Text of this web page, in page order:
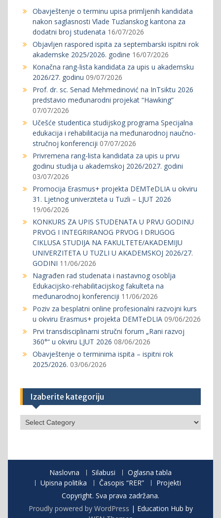
Obavještenje o terminu upisa primljenih kandidata
nakon saglasnosti Vlade Tuzlanskog kantona za
dodatni broj studenata 16/07/2026
Objavljen raspored ispita za septembarski ispitni rok
akademske 2025/2026. godine 16/07/2026
Konačna rang-lista kandidata za upis u akademsku
2026/27. godinu 09/07/2026
Prof. dr. sc. Senad Mehmedinović na InTsiktu 2026
predstavio međunarodni projekat “Hawking”
07/07/2026
Učešće studentica studijskog programa Specijalna
edukacija i rehabilitacija na međunarodnoj naučno-
stručnoj konferenciji 07/07/2026
Privremena rang-lista kandidata za upis u prvu
godinu studija u akademskoj 2026/2027. godini
03/07/2026
Promocija Erasmus+ projekta DEMTeDLIA u okviru
31. Ljetnog univerziteta u Tuzli – LJUT 2026
19/06/2026
KONKURS ZA UPIS STUDENATA U PRVU GODINU
PRVOG I INTEGRIRANOG PRVOG I DRUGOG
CIKLUSA STUDIJA NA FAKULTETE/AKADEMIJU
UNIVERZITETA U TUZLI U AKADEMSKOJ 2026/27.
GODINI 11/06/2026
Nagrađen rad studenata i nastavnog osoblja
Edukacijsko-rehabilitacijskog fakulteta na
međunarodnoj konferenciji 11/06/2026
Poziv za besplatni online profesionalni razvojni kurs
u okviru Erasmus+ projekta DEMTeDLIA 09/06/2026
Prvi transdisciplinarni stručni forum „Rani razvoj
360°“ u okviru LJUT 2026 08/06/2026
Obavještenje o terminima ispita – ispitni rok
2025/2026. 03/06/2026
Izaberite kategoriju
Izaberite
kategoriju
Naslovna Silabusi
Oglasna tabla
Upisna politika
Časopis “RER”
Projekti
Copyright. Sva prava zadržana.
Proudly powered by WordPress | Education Hub by